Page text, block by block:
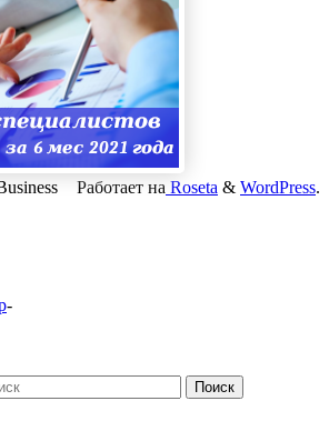
Работает на Roseta & WordPress.
-
Поиск